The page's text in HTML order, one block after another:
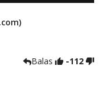
Balas
-112